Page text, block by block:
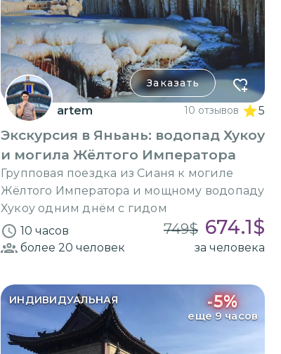
Заказать
artem 10 отзывов 5
Экскурсия в Яньань: водопад Хукоу
и могила Жёлтого Императора
Групповая поездка из Сианя к могиле
Жёлтого Императора и мощному водопаду
Хукоу одним днём с гидом
10 часов
749$ 674.1$
более 20 человек за человека
ИНДИВИДУАЛЬНАЯ -5%
еще 9 часов